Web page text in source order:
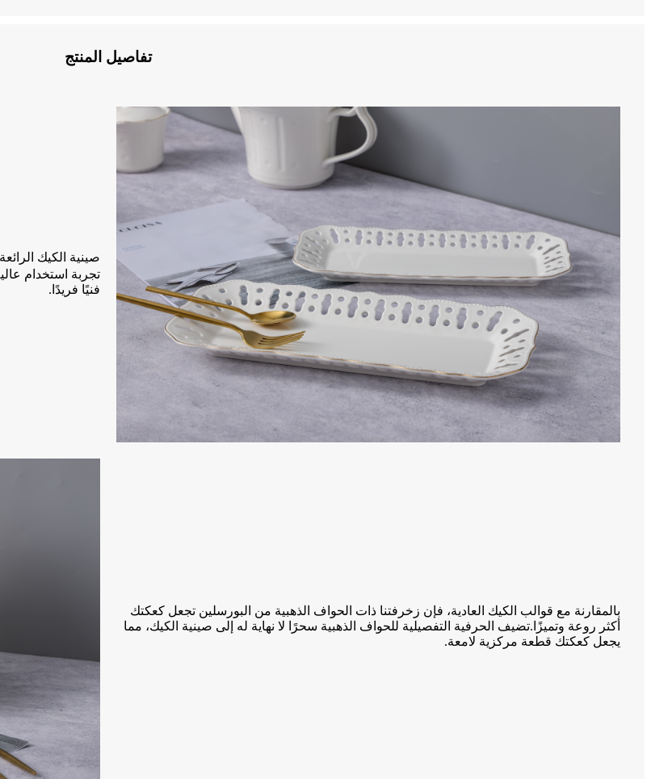
تفاصيل المنتج
صينية الكيك
تجربة استخدام
فنيًا فريدًا .
بالمقارنة مع قوالب الكيك العادية، فإن زخرفتنا ذات الحواف الذهبية من البورسلين تجعل كعكتك
أكثر روعة وتميزًا.تضيف الحرفية التفصيلية للحواف الذهبية سحرًا لا نهاية له إلى صينية الكيك، مما
يجعل كعكتك قطعة مركزية لامعة.